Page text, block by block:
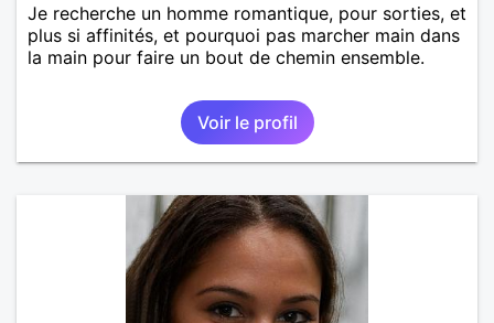
Je recherche un homme romantique, pour sorties, et
plus si affinités, et pourquoi pas marcher main dans
la main pour faire un bout de chemin ensemble.
Voir le profil